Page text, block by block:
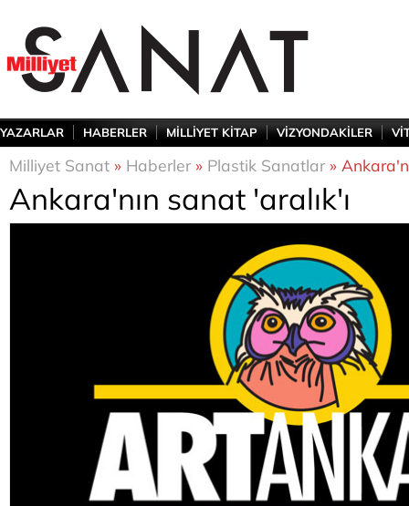
YAZARLAR HABERLER MİLLİYET KİTAP VİZYONDAKİLER
Milliyet Sanat » Haberler» Plastik Sanatlar»
Ankara'nın sanat 'aralık'ı